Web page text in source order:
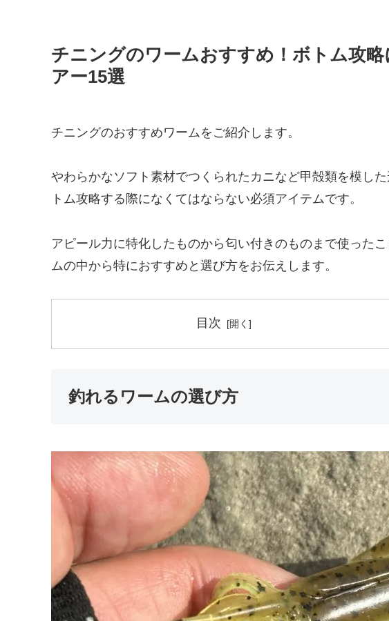
チニングのワームおすすめ！ボトム攻
アー15選
チニングのおすすめワームをご紹介します。
やわらかなソフト素材でつくられたカニなど甲殻類を模し
トム攻略する際になくてはならない必須アイテムです。
アピール力に特化したものから匂い付きのものまで使った
ムの中から特におすすめと選び方をお伝えします。
目次
釣れるワームの選び方